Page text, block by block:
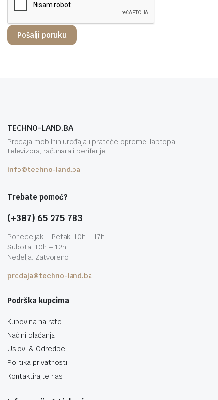
TECHNO-LAND.BA
Prodaja mobilnih uređaja i prateće opreme, laptopa,
televizora, računara i periferije.
info@techno-land.ba
Trebate pomoć?
(+387) 65 275 783
Ponedeljak – Petak: 10h – 17h
Subota: 10h – 12h
Nedelja: Zatvoreno
prodaja@techno-land.ba
Podrška kupcima
Kupovina na rate
Načini plaćanja
Uslovi & Odredbe
Politika privatnosti
Kontaktirajte nas